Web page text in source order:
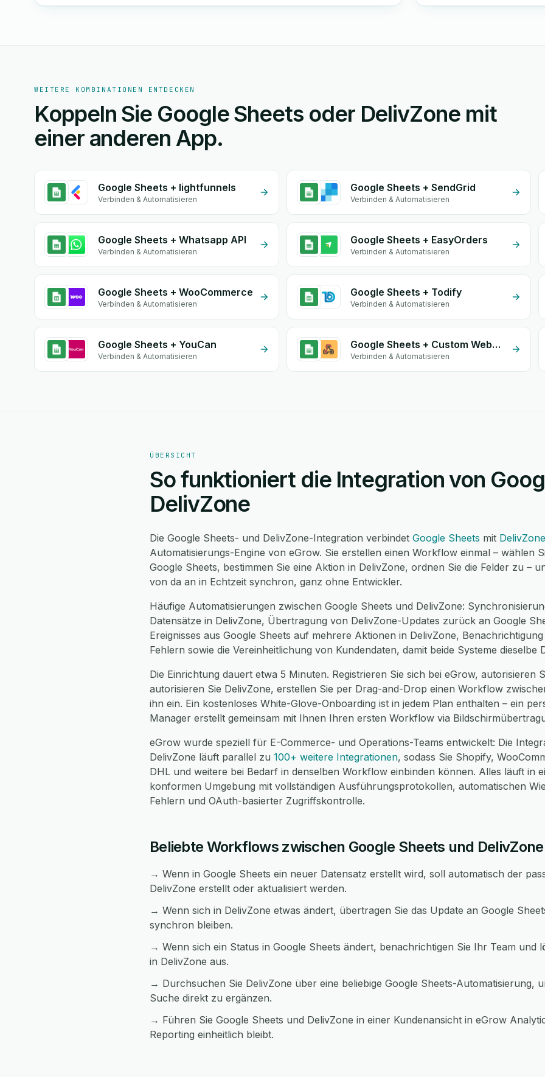
WEITERE KOMBINATIONEN ENTDECKEN
Koppeln Sie Google Sheets oder DelivZone mit
einer anderen App.
Google Sheets + lightfunnels
Verbinden & Automatisieren
Google Sheets + SendGrid
Verbinden & Automatisieren
Google Sheets + Whatsapp API
Verbinden & Automatisieren
Google Sheets + EasyOrders
Verbinden & Automatisieren
Google Sheets + WooCommerce
Verbinden & Automatisieren
Google Sheets + Todify
Verbinden & Automatisieren
Google Sheets + YouCan
Verbinden & Automatisieren
Google Sheets + Custom Webhook
Verbinden & Automatisieren
ÜBERSICHT
So funktioniert die Integration von
DelivZone
Die Google Sheets- und DelivZone-Integration verbindet Google Sheets mit DelivZone
Automatisierungs-Engine von eGrow. Sie erstellen einen Workflow einmal – wählen
Google Sheets, bestimmen Sie eine Aktion in DelivZone, ordnen Sie die Felder zu –
von da an in Echtzeit synchron, ganz ohne Entwickler.
Häufige Automatisierungen zwischen Google Sheets und DelivZone:
Datensätze in DelivZone, Übertragung von DelivZone-Updates zurück an Google
Ereignisses aus Google Sheets auf mehrere Aktionen in DelivZone,
Fehlern sowie die Vereinheitlichung von Kundendaten, damit beide Systeme dieselbe
Die Einrichtung dauert etwa 5 Minuten. Registrieren Sie sich bei eGrow, autorisieren
autorisieren Sie DelivZone, erstellen Sie per Drag-and-Drop einen Workflow
ihn ein. Ein kostenloses White-Glove-Onboarding ist in jedem Plan enthalten – ein
Manager erstellt gemeinsam mit Ihnen Ihren ersten Workflow via
eGrow wurde speziell für E-Commerce- und Operations-Teams entwickelt: Die
DelivZone läuft parallel zu 100+ weitere Integrationen, sodass Sie Shopify,
DHL und weitere bei Bedarf in denselben Workflow einbinden können. Alles läuft in
konformen Umgebung mit vollständigen Ausführungsprotokollen, automatischen
Fehlern und OAuth-basierter Zugriffskontrolle.
Beliebte Workflows zwischen Google Sheets und DelivZone
→ Wenn in Google Sheets ein neuer Datensatz erstellt wird, soll automatisch der
DelivZone erstellt oder aktualisiert werden.
→ Wenn sich in DelivZone etwas ändert, übertragen Sie das Update an Google
synchron bleiben.
→ Wenn sich ein Status in Google Sheets ändert, benachrichtigen Sie Ihr Team und
in DelivZone aus.
→ Durchsuchen Sie DelivZone über eine beliebige Google Sheets-Automatisierung,
Suche direkt zu ergänzen.
→ Führen Sie Google Sheets und DelivZone in einer Kundenansicht in eGrow
Reporting einheitlich bleibt.